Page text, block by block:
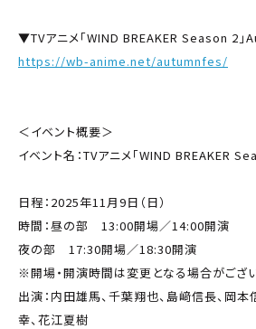
▼TVアニメ「WIND BREAKER Season 2
https://wb-anime.net/autumnfes/
＜イベント概要＞
イベント名：TVアニメ「WIND BREAKER
日程：2025年11月9日（日）
時間：昼の部 13:00開場／14:00開演
夜の部 17:30開場／18:30開演
※開場・開演時間は変更となる場合がござい
出演：内田雄馬、千葉翔也、島﨑信長、岡本
幸、花江夏樹